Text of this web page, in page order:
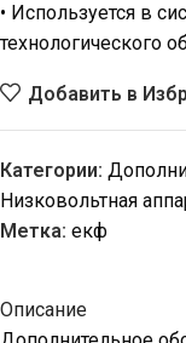
• Используется в
технологического
Добавить в
Категории:
Низковольтная
Метка: екф
Описание